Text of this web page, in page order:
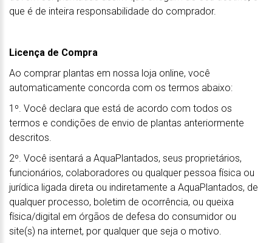
que é de inteira responsabilidade do comprador.
Licença de Compra
Ao comprar plantas em nossa loja online, você
automaticamente concorda com os termos abaixo:
1º. Você declara que está de acordo com todos os
termos e condições de envio de plantas anteriormente
descritos.
2º. Você isentará a AquaPlantados, seus proprietários,
funcionários, colaboradores ou qualquer pessoa física ou
jurídica ligada direta ou indiretamente a AquaPlantados, de
qualquer processo, boletim de ocorrência, ou queixa
física/digital em órgãos de defesa do consumidor ou
site(s) na internet, por qualquer que seja o motivo.